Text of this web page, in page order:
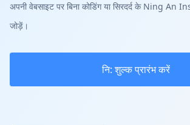
अपनी वेबसाइट पर बिना कोडिंग या सिरदर्द के Ning
जोड़ें।
नि: शुल्क प्रारंभ करें